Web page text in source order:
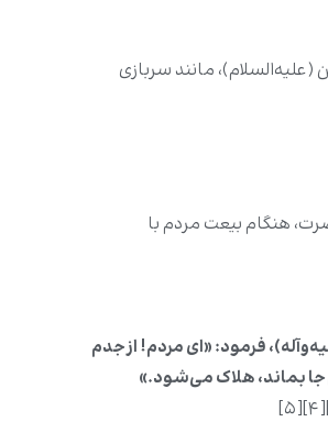
مانند سربازی
هنگام بیعت مردم با
فرمود:«ای مردم! از جدم
بماند، هلاک می‌شود.»